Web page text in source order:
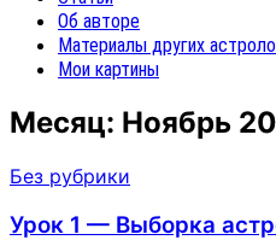
Об авторе
Материалы других
Мои картины
Месяц: Ноябрь
Без рубрики
Урок 1 — Выборка